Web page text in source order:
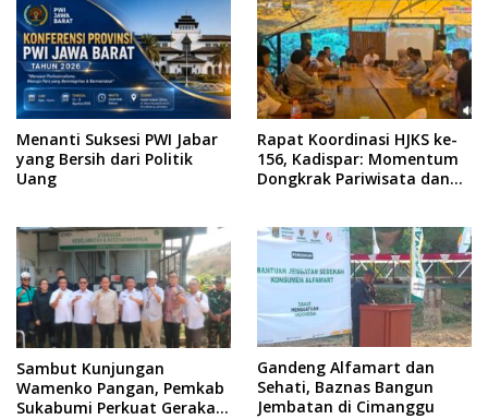
Menanti Suksesi PWI Jabar
yang Bersih dari Politik
Uang
Rapat Koordinasi HJKS ke-
156, Kadispar: Momentum
Dongkrak Pariwisata dan
Sambut Kunjungan
Wamenko Pangan, Pemkab
Sukabumi Perkuat Gerakan
Gandeng Alfamart dan
Sehati, Baznas Bangun
Jembatan di Cimanggu